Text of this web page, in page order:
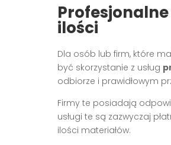
ilości
Dla osób lub firm, które
być skorzystanie z usług
odbiorze i prawidłowym
Firmy te posiadają
usługi te są zazwyczaj
ilości materiałów.